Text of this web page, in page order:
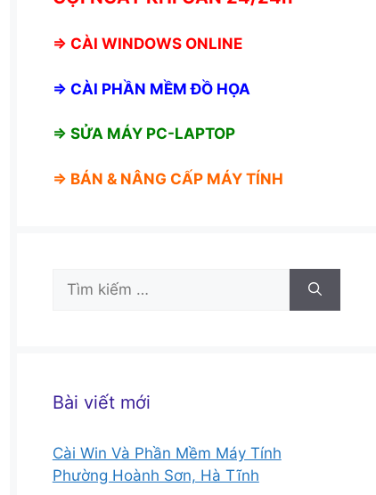
⇒ CÀI WINDOWS ONLINE
⇒ CÀI PHẦN MỀM ĐỒ HỌA
⇒ SỬA MÁY PC-LAPTOP
⇒ BÁN & NÂNG CẤP MÁY TÍNH
Tìm
kiếm
Bài viết mới
Cài Win Và Phần Mềm Máy Tính
Phường Hoành Sơn, Hà Tĩnh